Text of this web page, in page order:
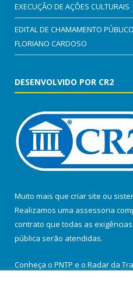
EXECUÇÃO DE AÇÕES CULTURAIS
EDITAL DE CHAMAMENTO
FLORIANO CARDOSO
DESENVOLVIDO POR CR2
Muito mais que criar site ou
Realizamos uma assessoria
contrato que todas as
pública serão atendidas.
Conheça o PNTP e o Radar da